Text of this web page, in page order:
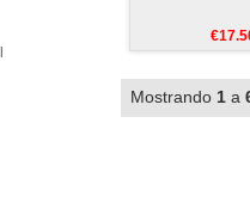
Mostrando 1 a